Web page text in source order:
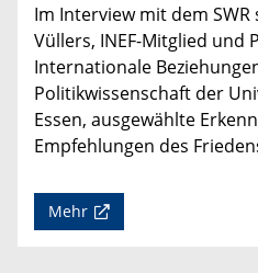
Im Interview mit dem SWR
Vüllers, INEF-Mitglied und
Internationale
Politikwissenschaft der
Essen, ausgewählte
Empfehlungen des
Mehr